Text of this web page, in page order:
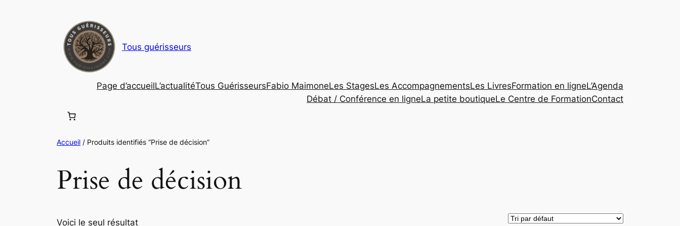
Tous guérisseurs
Page d’accueilL’actualitéTous GuérisseursFabio MaimoneLes StagesLes AccompagnementsLes LivresFormation en ligneL’Agenda
Débat / Conférence en ligneLa petite boutiqueLe Centre de FormationContact
Accueil / Produits identifiés “Prise de décision”
Prise de décision
Voici le seul résultat